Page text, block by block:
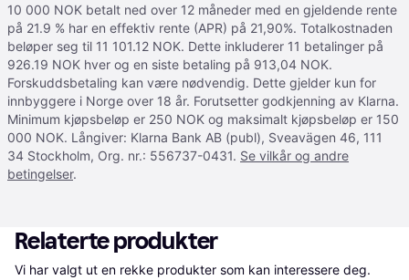
10 000 NOK betalt ned over 12 måneder med en gjeldende rente
på 21.9 % har en effektiv rente (APR) på 21,90%. Totalkostnaden
beløper seg til 11 101.12 NOK. Dette inkluderer 11 betalinger på
926.19 NOK hver og en siste betaling på 913,04 NOK.
Forskuddsbetaling kan være nødvendig. Dette gjelder kun for
innbyggere i Norge over 18 år. Forutsetter godkjenning av Klarna.
Minimum kjøpsbeløp er 250 NOK og maksimalt kjøpsbeløp er 150
000 NOK. Långiver: Klarna Bank AB (publ), Sveavägen 46, 111
34 Stockholm, Org. nr.: 556737-0431. Se vilkår og andre
betingelser.
Relaterte produkter